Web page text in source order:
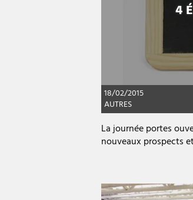
18/02/2015
AUTRES
4
La journée portes
nouveaux prospects